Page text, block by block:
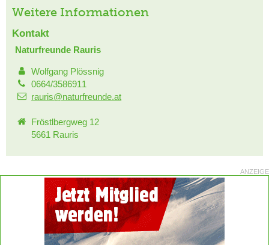
Weitere Informationen
Kontakt
Naturfreunde Rauris
Wolfgang Plössnig
0664/3586911
rauris@naturfreunde.at
Fröstlbergweg 12
5661 Rauris
ANZEIGE